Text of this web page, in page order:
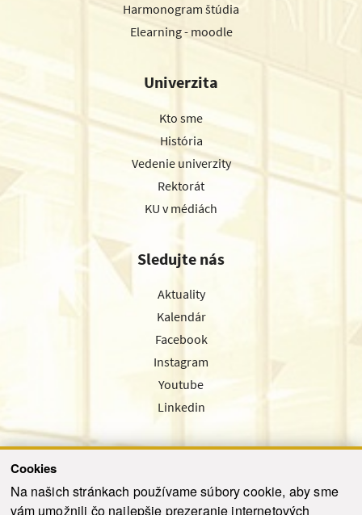
Cookies
Na našich stránkach používame súbory cookie, aby sme
vám umožnili čo najlepšie prezeranie internetových
Harmonogram štúdia
Elearning - moodle
Univerzita
Kto sme
História
Vedenie univerzity
Rektorát
KU v médiách
Sledujte nás
Aktuality
Kalendár
Facebook
Instagram
Youtube
Linkedin